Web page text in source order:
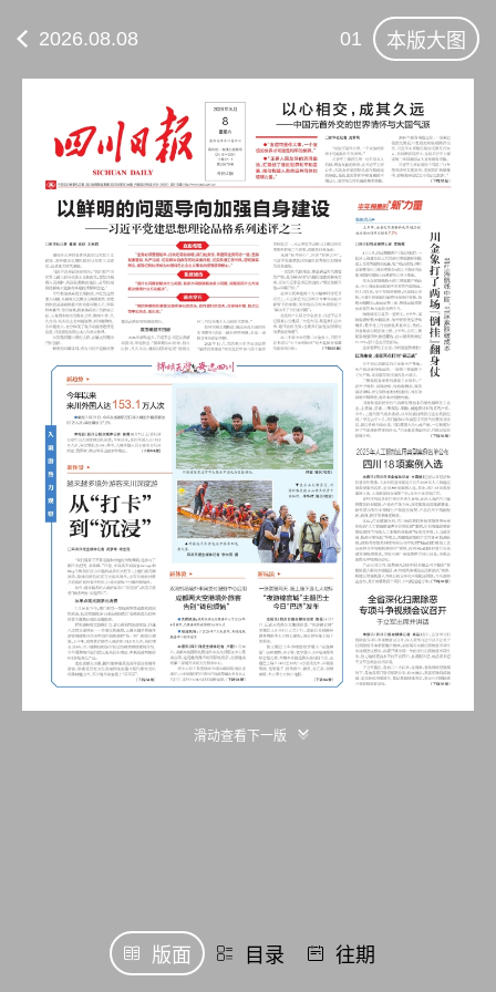
2026.08.08 01 本版大图
滑动查看下一版
版面 目录 往期